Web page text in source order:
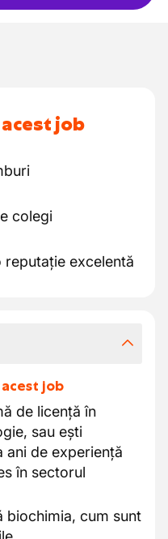
job
colegi
reputație excelentă
job
de licență în
sau ești
ani de experiență
în sectorul
biochimia, cum sunt